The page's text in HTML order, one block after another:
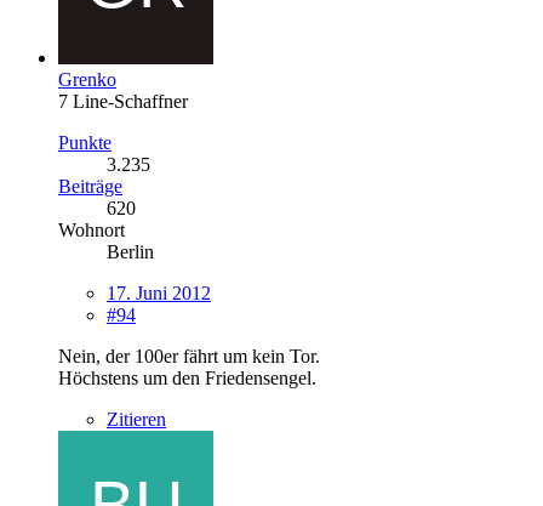
Grenko
7 Line-Schaffner
Punkte
3.235
Beiträge
620
Wohnort
Berlin
17. Juni 2012
#94
Nein, der 100er fährt um kein Tor.
Höchstens um den Friedensengel.
Zitieren